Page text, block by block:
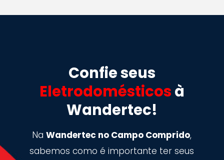
Confie seus
Eletrodomésticos à
Wandertec!
NaWandertec no Campo Comprido,
sabemos como é importante ter seus